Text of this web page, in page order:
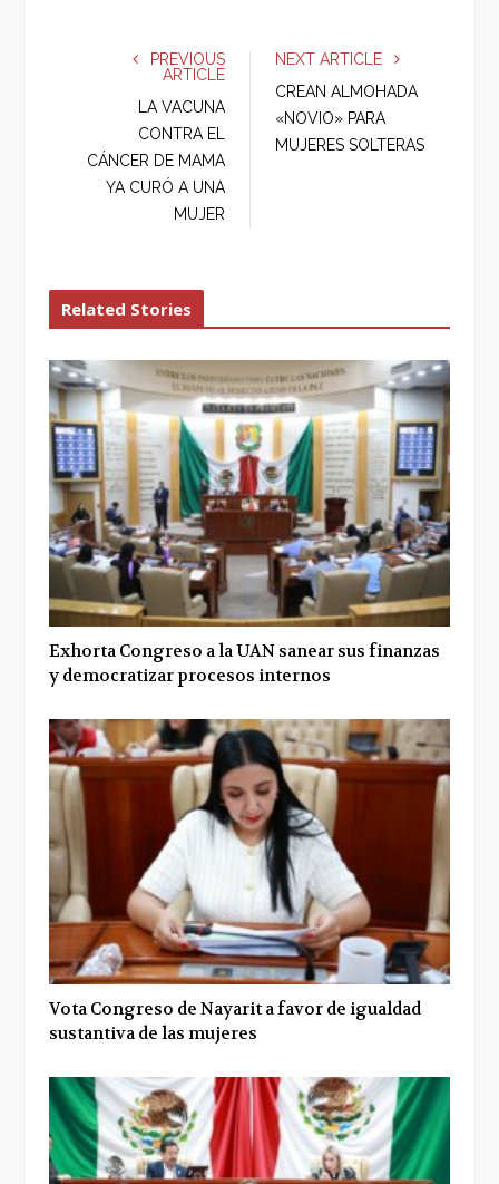
e
o
k
r
g
+
I
n
PREVIOUS
ARTICLE
LA VACUNA
CONTRA EL
CÁNCER DE MAMA
YA CURÓ A UNA
MUJER
NEXT ARTICLE
CREAN ALMOHADA
«NOVIO» PARA
MUJERES SOLTERAS
Related Stories
Exhorta Congreso a la UAN sanear sus finanzas
y democratizar procesos internos
Vota Congreso de Nayarit a favor de igualdad
sustantiva de las mujeres